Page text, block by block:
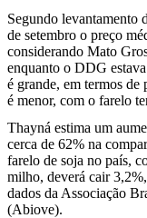
Segundo levantamento
de setembro o preço
considerando Mato
enquanto o DDG
é grande, em termos
é menor, com o farelo
Thayná estima um
cerca de 62% na
farelo de soja no país,
milho, deverá cair
dados da Associação
(Abiove).